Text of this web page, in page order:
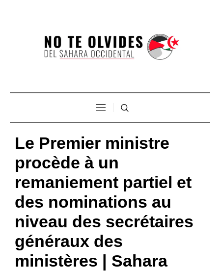
Le Premier ministre
procède à un
remaniement partiel et
des nominations au
niveau des secrétaires
généraux des
ministères | Sahara